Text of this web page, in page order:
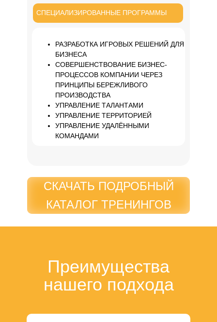
СПЕЦИАЛИЗИРОВАННЫЕ ПРОГРАММЫ
РАЗРАБОТКА ИГРОВЫХ РЕШЕНИЙ ДЛЯ
БИЗНЕСА
СОВЕРШЕНСТВОВАНИЕ БИЗНЕС-
ПРОЦЕССОВ КОМПАНИИ ЧЕРЕЗ
ПРИНЦИПЫ БЕРЕЖЛИВОГО
ПРОИЗВОДСТВА
УПРАВЛЕНИЕ ТАЛАНТАМИ
УПРАВЛЕНИЕ ТЕРРИТОРИЕЙ
УПРАВЛЕНИЕ УДАЛЁННЫМИ
КОМАНДАМИ
СКАЧАТЬ ПОДРОБНЫЙ
КАТАЛОГ ТРЕНИНГОВ
Преимущества
нашего подхода